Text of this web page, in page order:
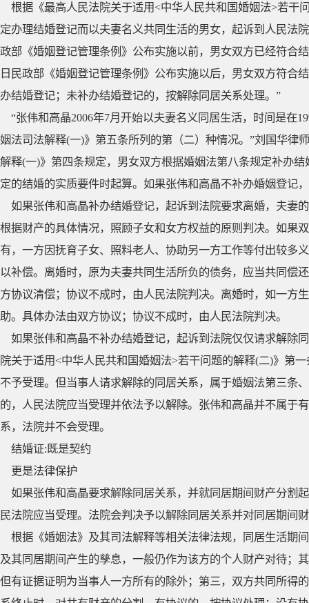
根据《最高人民法院关于适用<中华人民共和国婚姻法>若干
定办理结婚登记而以夫妻名义共同生活的男女，起诉到人民法
政部《婚姻登记管理条例》公布实施以前，男女双方已经符合
日民政部《婚姻登记管理条例》公布实施以后，男女双方符合
办结婚登记；未补办结婚登记的，按解除同居关系处理。”
“张伟和高晶2006年7月开始以夫妻名义同居生活，时间是在
姻法司法解释(一)》第五条所列的第（二）种情况。”刘国华律
解释(一)》第四条规定，男女双方根据婚姻法第八条规定补办
定的结婚的实质要件时起算。如果张伟和高晶不补办婚姻登记
如果张伟和高晶补办结婚登记，起诉到法院要求离婚，夫妻
根据财产的具体情况，照顾子女和女方权益的原则判决。如果
有，一方因抚育子女、照料老人、协助另一方工作等付出较多
以补偿。离婚时，原为夫妻共同生活所负的债务，应当共同偿
方协议清偿；协议不成时，由人民法院判决。离婚时，如一方
助。具体办法由双方协议；协议不成时，由人民法院判决。
如果张伟和高晶不补办结婚登记，起诉到法院仅仅请求解除
院关于适用<中华人民共和国婚姻法>若干问题的解释(二)》第
不予受理。但当事人请求解除的同居关系，属于婚姻法第三条
的，人民法院应当受理并依法予以解除。张伟和高晶并不属于
系，法院并不会受理。
结婚证:既是契约
更是法律保护
如果张伟和高晶要求解除同居关系，并就同居期间财产分割
民法院应当受理。法院会判决予以解除同居关系并对同居期间
根据《婚姻法》及其司法解释等相关法律法规，同居生活期
及其同居期间产生的孳息，一般仍作为该方的个人财产对待；
但有证据证明为当事人一方所有的除外；第三，双方共同所得